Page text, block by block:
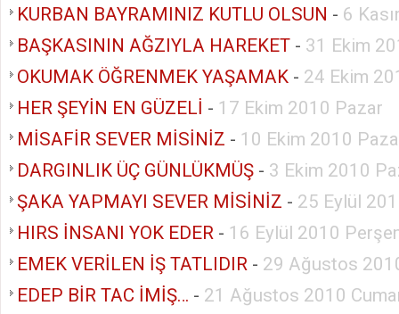
KURBAN BAYRAMINIZ KUTLU OLSUN - 6
BAŞKASININ AĞZIYLA HAREKET - 31 Ekim
OKUMAK ÖĞRENMEK YAŞAMAK - 24 Ekim
HER ŞEYİN EN GÜZELİ - 17 Ekim 2010 Pazar
MİSAFİR SEVER MİSİNİZ - 10 Ekim 2010
DARGINLIK ÜÇ GÜNLÜKMÜŞ - 3 Ekim 2010
ŞAKA YAPMAYI SEVER MİSİNİZ - 25 Eylül
HIRS İNSANI YOK EDER - 16 Eylül 2010
EMEK VERİLEN İŞ TATLIDIR - 29 Ağustos
EDEP BİR TAC İMİŞ… - 21 Ağustos 2010